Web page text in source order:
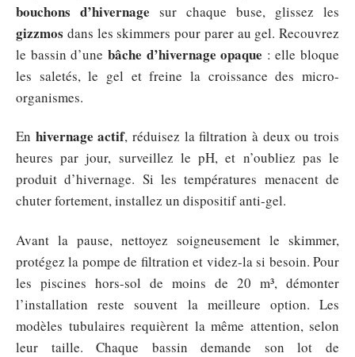
bouchons d’hivernage sur chaque buse, glissez les
gizzmos dans les skimmers pour parer au gel. Recouvrez
le bassin d’une bâche d’hivernage opaque : elle bloque
les saletés, le gel et freine la croissance des micro-
organismes.
En hivernage actif, réduisez la filtration à deux ou trois
heures par jour, surveillez le pH, et n’oubliez pas le
produit d’hivernage. Si les températures menacent de
chuter fortement, installez un dispositif anti-gel.
Avant la pause, nettoyez soigneusement le skimmer,
protégez la pompe de filtration et videz-la si besoin. Pour
les piscines hors-sol de moins de 20 m³, démonter
l’installation reste souvent la meilleure option. Les
modèles tubulaires requièrent la même attention, selon
leur taille. Chaque bassin demande son lot de